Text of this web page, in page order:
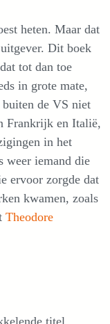
heten. Maar dat
Dit boek
tot dan toe
in grote mate,
de VS niet
Frankrijk en Italië,
in het
weer iemand die
ervoor zorgde dat
kwamen, zoals
Theodore